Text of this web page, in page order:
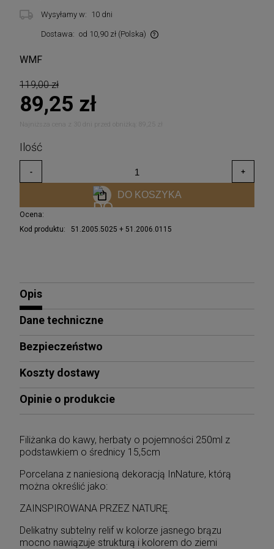
Wysyłamy w: 10 dni
Dostawa: od 10,90 zł (Polska)
WMF
119,00 zł
89,25 zł
Najniższa cena z 30 dni przed obniżką: 89,25 zł
DO KOSZYKA
Ocena:
Kod produktu:
51.2005.5025 + 51.2006.0115
Opis
Dane techniczne
Bezpieczeństwo
Koszty dostawy
Opinie o produkcie
Filiżanka do kawy, herbaty o pojemności 250ml z
podstawkiem o średnicy 15,5cm
Porcelana z naniesioną dekoracją InNature, którą
można określić jako:
ZAINSPIROWANA PRZEZ NATURĘ.
Delikatny subtelny relif w kolorze jasnego brązu
mocno nawiązuje strukturą i kolorem do ziemi